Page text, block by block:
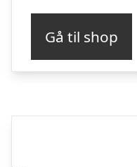
Gå til shop